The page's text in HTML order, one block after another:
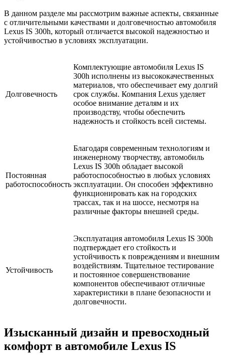
В данном разделе мы рассмотрим важные аспекты, связанные
с отличительными качествами и долговечностью автомобиля
Lexus IS 300h, который отличается высокой надежностью и
устойчивостью в условиях эксплуатации.
Долговечность
Комплектующие автомобиля Lexus IS
300h исполнены из высококачественных
материалов, что обеспечивает ему долгий
срок службы. Компания Lexus уделяет
особое внимание деталям и их
производству, чтобы обеспечить
надежность и стойкость всей системы.
Постоянная
работоспособность
Благодаря современным технологиям и
инженерному творчеству, автомобиль
Lexus IS 300h обладает высокой
работоспособностью в любых условиях
эксплуатации. Он способен эффективно
функционировать как на городских
трассах, так и на шоссе, несмотря на
различные факторы внешней среды.
Устойчивость
Эксплуатация автомобиля Lexus IS 300h
подтверждает его стойкость и
устойчивость к повреждениям и внешним
воздействиям. Тщательное тестирование
и постоянное совершенствование
компонентов обеспечивают отличные
характеристики в плане безопасности и
долговечности.
Изысканный дизайн и превосходный
комфорт в автомобиле Lexus IS